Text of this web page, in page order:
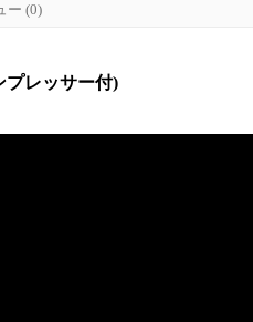
ー (0)
プレッサー付)